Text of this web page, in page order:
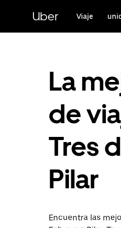
contenido
principal
Uber Viaje
La
de
Tres
Pilar
Encuentra las